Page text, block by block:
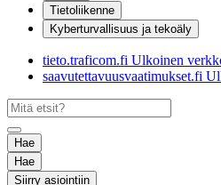
Tietoliikenne
Kyberturvallisuus ja tekoäly
tieto.traficom.fi Ulkoinen
saavutettavuusvaatimukset.fi
Hae
Hae
Siirry asiointiin